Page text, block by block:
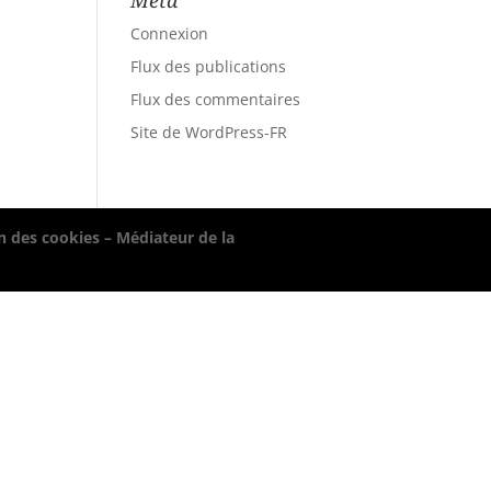
Connexion
Flux des publications
Flux des commentaires
Site de WordPress-FR
des cookies – Médiateur de la